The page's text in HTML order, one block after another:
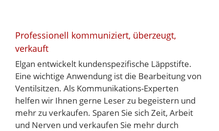
Professionell kommuniziert, überzeugt,
verkauft
Elgan entwickelt kundenspezifische Läppstifte.
Eine wichtige Anwendung ist die Bearbeitung von
Ventilsitzen. Als Kommunikations-Experten
helfen wir Ihnen gerne Leser zu begeistern und
mehr zu verkaufen. Sparen Sie sich Zeit, Arbeit
und Nerven und verkaufen Sie mehr durch